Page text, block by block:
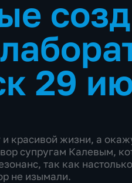
29
и красивой жизни, а
супругам Калевым,
так как
не изымали.